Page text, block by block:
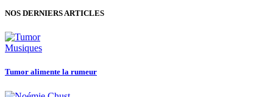
NOS DERNIERS ARTICLES
Musiques
Tumor alimente la rumeur